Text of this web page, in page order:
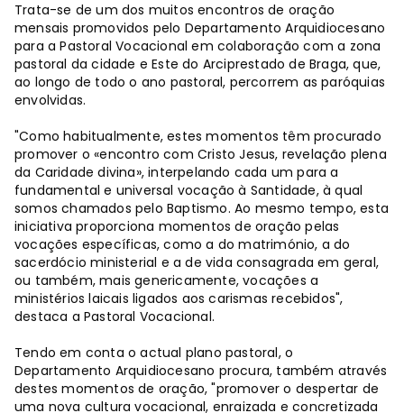
Trata-se de um dos muitos encontros de oração
mensais promovidos pelo Departamento Arquidiocesano
para a Pastoral Vocacional em colaboração com a zona
pastoral da cidade e Este do Arciprestado de Braga, que,
ao longo de todo o ano pastoral, percorrem as paróquias
envolvidas.
"Como habitualmente, estes momentos têm procurado
promover o «encontro com Cristo Jesus, revelação plena
da Caridade divina», interpelando cada um para a
fundamental e universal vocação à Santidade, à qual
somos chamados pelo Baptismo. Ao mesmo tempo, esta
iniciativa proporciona momentos de oração pelas
vocações específicas, como a do matrimónio, a do
sacerdócio ministerial e a de vida consagrada em geral,
ou também, mais genericamente, vocações a
ministérios laicais ligados aos carismas recebidos",
destaca a Pastoral Vocacional.
Tendo em conta o actual plano pastoral, o
Departamento Arquidiocesano procura, também através
destes momentos de oração, "promover o despertar de
uma nova cultura vocacional, enraizada e concretizada